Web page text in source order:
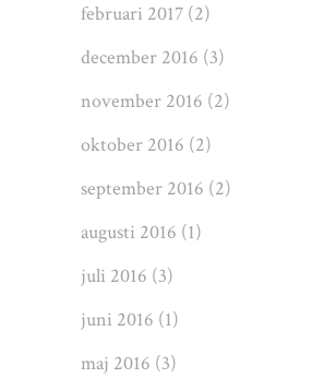
februari 2017 (2)
december 2016 (3)
november 2016 (2)
oktober 2016 (2)
september 2016 (2)
augusti 2016 (1)
juli 2016 (3)
juni 2016 (1)
maj 2016 (3)